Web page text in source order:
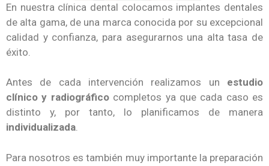
En nuestra clínica dental colocamos implantes dentales
de alta gama, de una marca conocida por su excepcional
calidad y confianza, para asegurarnos una alta tasa de
éxito.
Antes de cada intervención realizamos un estudio
clínico y radiográficocompletos ya que cada caso es
distinto y, por tanto, lo planificamos de manera
individualizada.
Para nosotros es también muy importante la preparación